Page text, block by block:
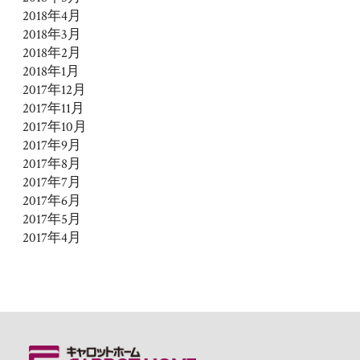
2018年4月
2018年3月
2018年2月
2018年1月
2017年12月
2017年11月
2017年10月
2017年9月
2017年8月
2017年7月
2017年6月
2017年5月
2017年4月